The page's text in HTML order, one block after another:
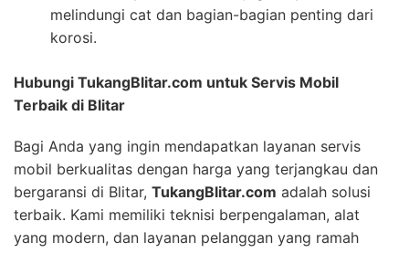
melindungi cat dan bagian-bagian penting dari
korosi.
Hubungi TukangBlitar.com untuk Servis Mobil
Terbaik di Blitar
Bagi Anda yang ingin mendapatkan layanan servis
mobil berkualitas dengan harga yang terjangkau dan
bergaransi di Blitar, TukangBlitar.com adalah solusi
terbaik. Kami memiliki teknisi berpengalaman, alat
yang modern, dan layanan pelanggan yang ramah